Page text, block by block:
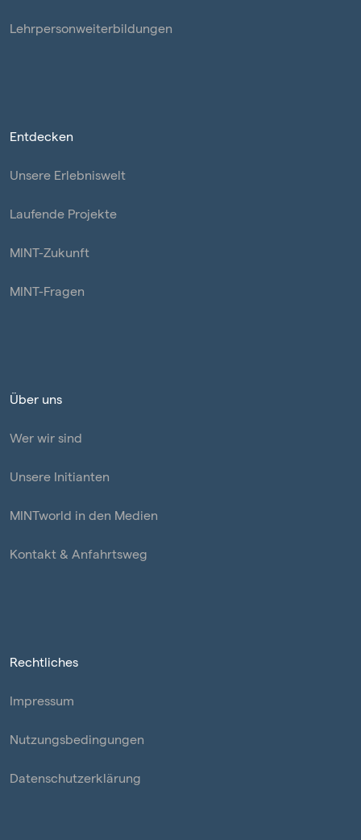
Lehrpersonweiterbildungen
Entdecken
Unsere Erlebniswelt
Laufende Projekte
MINT-Zukunft
MINT-Fragen
Über uns
Wer wir sind
Unsere Initianten
MINTworld in den Medien
Kontakt & Anfahrtsweg
Rechtliches
Impressum
Nutzungsbedingungen
Datenschutzerklärung